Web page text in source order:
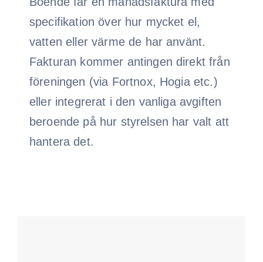
specifikation över hur mycket el,
vatten eller värme de har använt.
Fakturan kommer antingen direkt från
föreningen (via Fortnox, Hogia etc.)
eller integrerat i den vanliga avgiften
beroende på hur styrelsen har valt att
hantera det.